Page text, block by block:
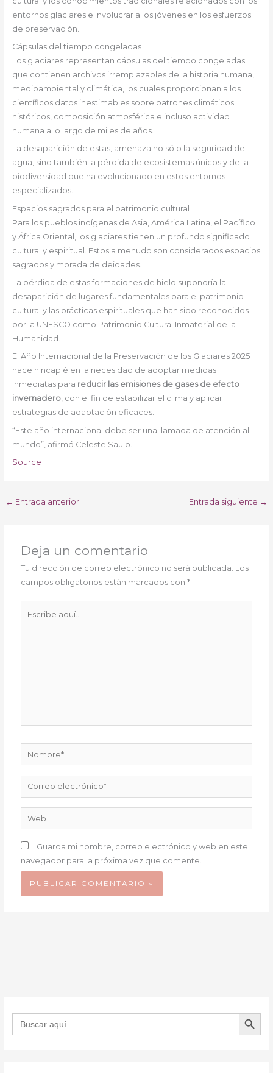
entornos glaciares e involucrar a los jóvenes en los esfuerzos
de preservación.
Cápsulas del tiempo congeladas
Los glaciares representan cápsulas del tiempo congeladas
que contienen archivos irremplazables de la historia humana,
medioambiental y climática, los cuales proporcionan a los
científicos datos inestimables sobre patrones climáticos
históricos, composición atmosférica e incluso actividad
humana a lo largo de miles de años.
La desaparición de estas, amenaza no sólo la seguridad del
agua, sino también la pérdida de ecosistemas únicos y de la
biodiversidad que ha evolucionado en estos entornos
especializados.
Espacios sagrados para el patrimonio cultural
Para los pueblos indígenas de Asia, América Latina, el Pacífico
y África Oriental, los glaciares tienen un profundo significado
cultural y espiritual. Estos a menudo son considerados espacios
sagrados y morada de deidades.
La pérdida de estas formaciones de hielo supondría la
desaparición de lugares fundamentales para el patrimonio
cultural y las prácticas espirituales que han sido reconocidos
por la UNESCO como Patrimonio Cultural Inmaterial de la
Humanidad.
El Año Internacional de la Preservación de los Glaciares 2025
hace hincapié en la necesidad de adoptar medidas
inmediatas para reducir las emisiones de gases de efecto
invernadero, con el fin de estabilizar el clima y aplicar
estrategias de adaptación eficaces.
“Este año internacional debe ser una llamada de atención al
mundo”, afirmó Celeste Saulo.
Source
← Entrada anterior Entrada siguiente →
Deja un comentario
Tu dirección de correo electrónico no será publicada. Los
campos obligatorios están marcados con*
Nombre*
Correo
electrónico*
Web
Guarda mi nombre, correo electrónico y web en este
navegador para la próxima vez que comente.
Buscar: BOTÓN DE